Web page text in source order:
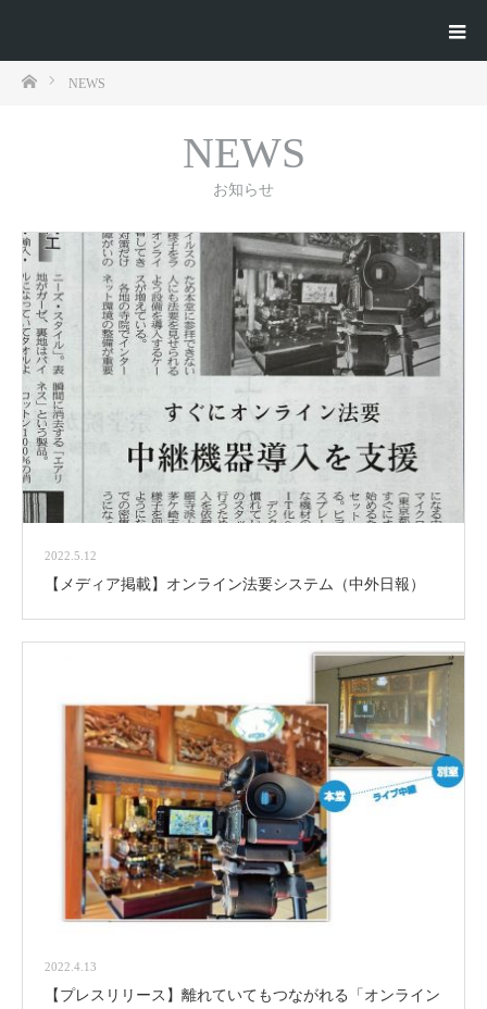
ホームNEWS
NEWS
お知らせ
2022.5.12
【メディア掲載】オンライン法要システム（中外日報）
2022.4.13
【プレスリリース】離れていてもつながれる「オンライン